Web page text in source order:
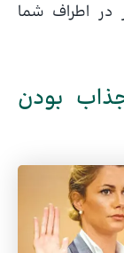
در اطراف شما
بودن